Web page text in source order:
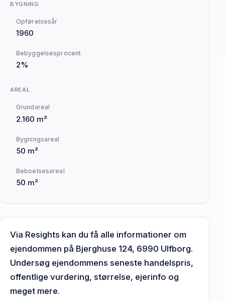
BYGNING
Opførelsesår
1960
Bebyggelsesprocent
2%
AREAL
Grundareal
2.160 m²
Bygningsareal
50 m²
Beboelsesareal
50 m²
Via Resights kan du få alle informationer om
ejendommen på Bjerghuse 124, 6990 Ulfborg.
Undersøg ejendommens seneste handelspris,
offentlige vurdering, størrelse, ejerinfo og
meget mere.